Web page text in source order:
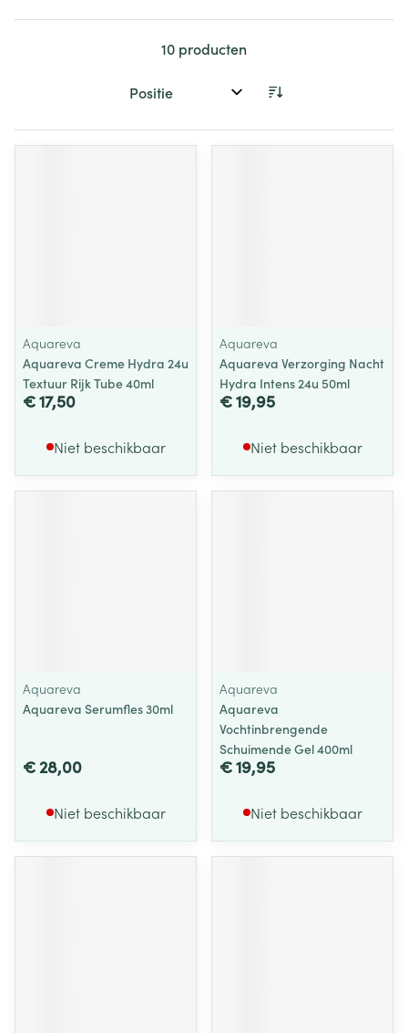
10 producten
Sorteer op:
Aquareva
Aquareva Creme Hydra 24u
Textuur Rijk Tube 40ml
€ 17,50
Niet beschikbaar
Aquareva
Aquareva Verzorging Nacht
Hydra Intens 24u 50ml
€ 19,95
Niet beschikbaar
Aquareva
Aquareva Serumfles 30ml
€ 28,00
Niet beschikbaar
Aquareva
Aquareva
Vochtinbrengende
Schuimende Gel 400ml
€ 19,95
Niet beschikbaar